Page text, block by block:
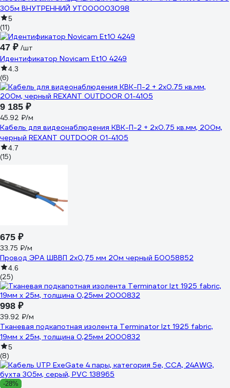
305м ВНУТРЕННИЙ УТ000003098
5
(11)
47 ₽ /шт
Идентификатор Novicam Et10 4249
4.3
(6)
9 185 ₽
45.92 ₽/м
Кабель для видеонаблюдения КВК-П-2 + 2х0.75 кв.мм, 200м,
черный REXANT OUTDOOR 01-4105
4.7
(15)
675 ₽
33.75 ₽/м
Провод ЭРА ШВВП 2x0,75 мм 20м черный Б0058852
4.6
(25)
998 ₽
39.92 ₽/м
Тканевая подкапотная изолента Terminator Izt 1925 fabric,
19мм х 25м, толщина 0,25мм 2000832
5
(8)
-28%